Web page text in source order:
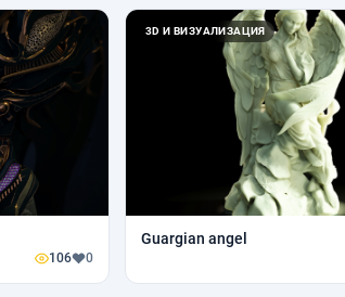
106 0
3D И ВИЗУАЛИЗАЦИЯ
Guargian angel